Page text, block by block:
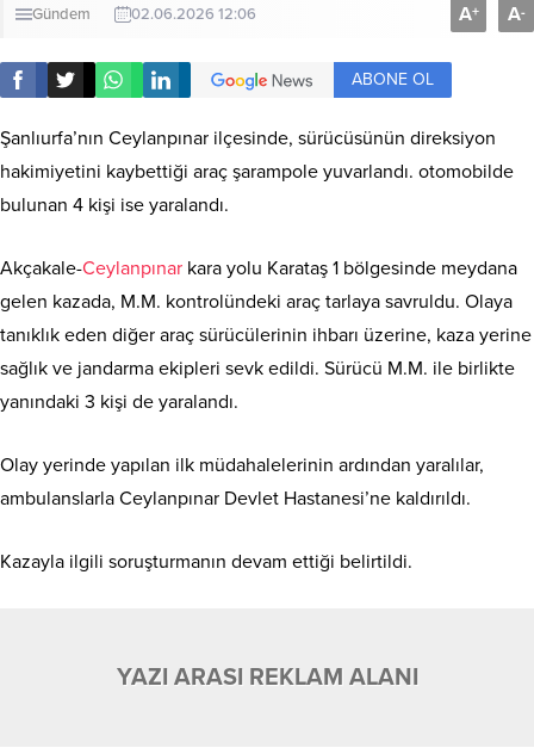
Gündem 02.06.2026 12:06 A+ A-
ABONE OL
Şanlıurfa’nın Ceylanpınar ilçesinde, sürücüsünün direksiyon
hakimiyetini kaybettiği araç şarampole yuvarlandı. otomobilde
bulunan 4 kişi ise yaralandı.
Akçakale-Ceylanpınar kara yolu Karataş 1 bölgesinde meydana
gelen kazada, M.M. kontrolündeki araç tarlaya savruldu. Olaya
tanıklık eden diğer araç sürücülerinin ihbarı üzerine, kaza yerine
sağlık ve jandarma ekipleri sevk edildi. Sürücü M.M. ile birlikte
yanındaki 3 kişi de yaralandı.
Olay yerinde yapılan ilk müdahalelerinin ardından yaralılar,
ambulanslarla Ceylanpınar Devlet Hastanesi’ne kaldırıldı.
Kazayla ilgili soruşturmanın devam ettiği belirtildi.
YAZI ARASI REKLAM ALANI